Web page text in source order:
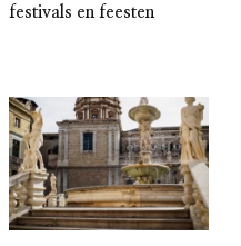
festivals en feesten